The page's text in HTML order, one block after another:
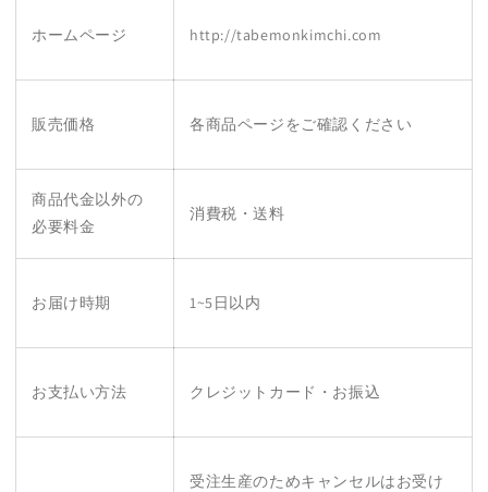
ホームページ http://tabemonkimchi.com
販売価格 各商品ページをご確認ください
商品代金以外の
必要料金
消費税・送料
お届け時期 1~5日以内
お支払い方法 クレジットカード・お振込
受注生産のためキャンセルはお受け